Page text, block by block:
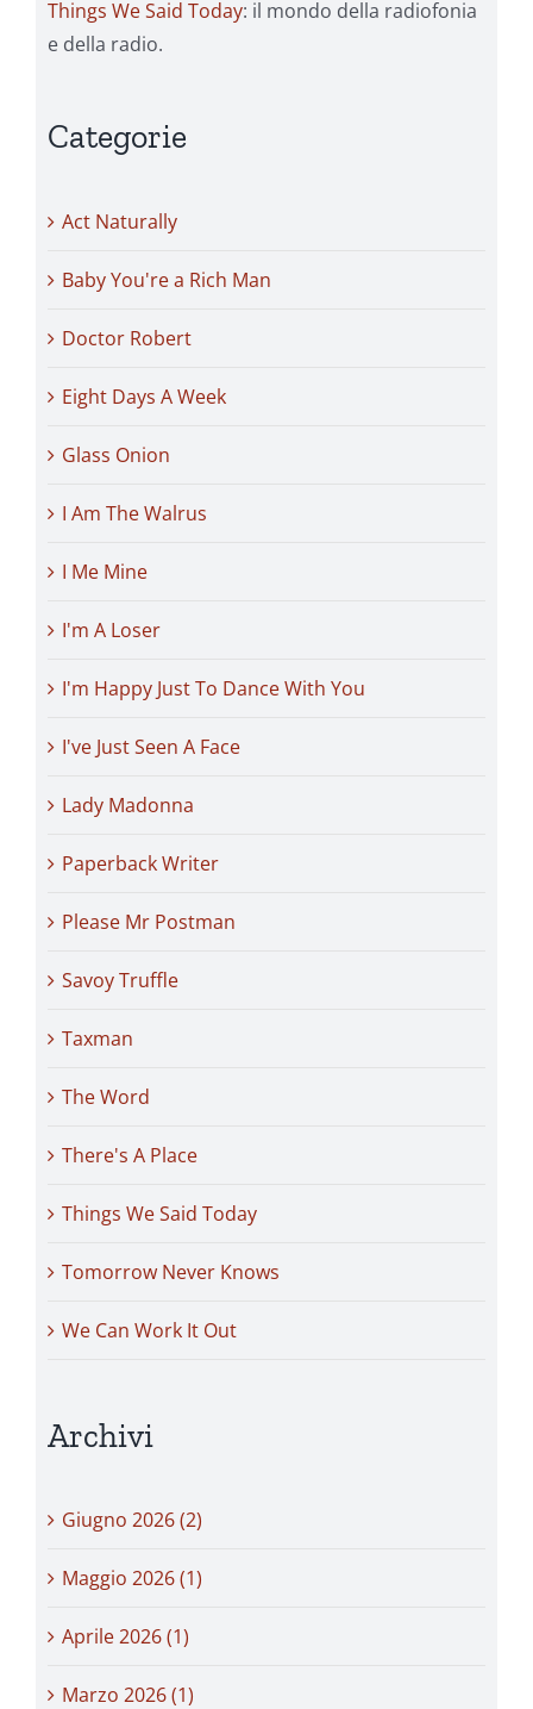
Things We Said Today: il mondo della radiofonia
e della radio.
Categorie
Act Naturally
Baby You're a Rich Man
Doctor Robert
Eight Days A Week
Glass Onion
I Am The Walrus
I Me Mine
I'm A Loser
I'm Happy Just To Dance With You
I've Just Seen A Face
Lady Madonna
Paperback Writer
Please Mr Postman
Savoy Truffle
Taxman
The Word
There's A Place
Things We Said Today
Tomorrow Never Knows
We Can Work It Out
Archivi
Giugno 2026 (2)
Maggio 2026 (1)
Aprile 2026 (1)
Marzo 2026 (1)